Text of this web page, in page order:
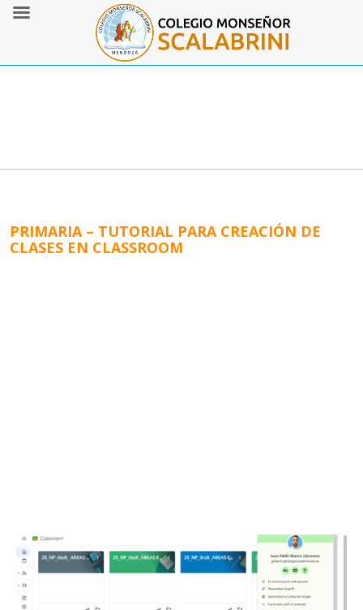
PRIMARIA – TUTORIAL PARA CREACIÓN DE
CLASES EN CLASSROOM